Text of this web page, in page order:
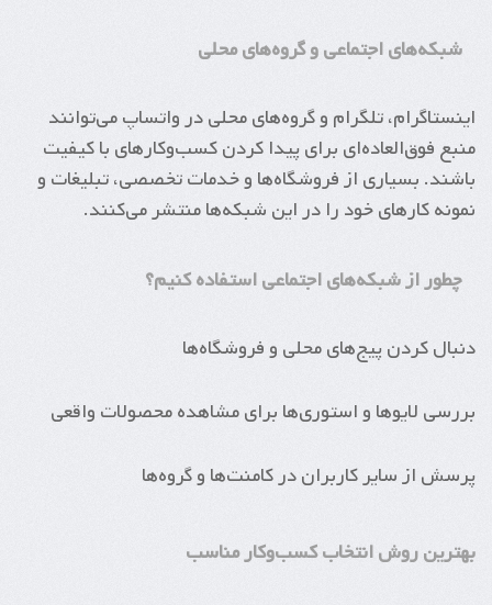
شبکه‌های اجتماعی و گروه‌های محلی
اینستاگرام، تلگرام و گروه‌های محلی در واتساپ می‌توانند
منبع فوق‌العاده‌ای برای پیدا کردن کسب‌وکارهای با کیفیت
باشند. بسیاری از فروشگاه‌ها و خدمات تخصصی، تبلیغات و
نمونه کارهای خود را در این شبکه‌ها منتشر می‌کنند.
چطور از شبکه‌های اجتماعی استفاده کنیم؟
دنبال کردن پیج‌های محلی و فروشگاه‌ها
بررسی لایوها و استوری‌ها برای مشاهده محصولات واقعی
پرسش از سایر کاربران در کامنت‌ها و گروه‌ها
بهترین روش انتخاب کسب‌وکار مناسب